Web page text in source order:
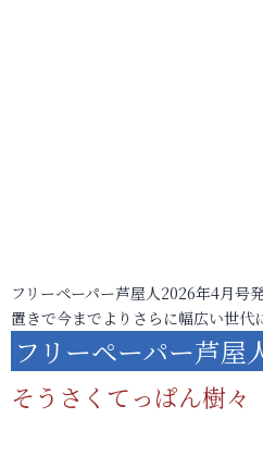
フリーペーパー芦屋人2026年4月号
置きで今までよりさらに幅広い世
フリーペーパー芦屋
そうさくてっぱん樹々